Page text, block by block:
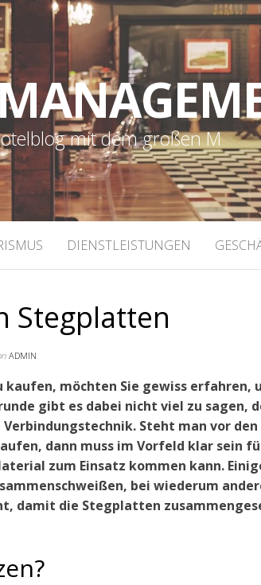
mit dem großen M
DIENSTLEISTUNGEN
Stegplatten
ADMIN
möchten Sie gewiss erfahren,
gibt es dabei nicht viel zu sagen,
Steht man vor den
dann muss im Vorfeld klar sein
zum Einsatz kommen kann.
bei wiederum
damit die Stegplatten